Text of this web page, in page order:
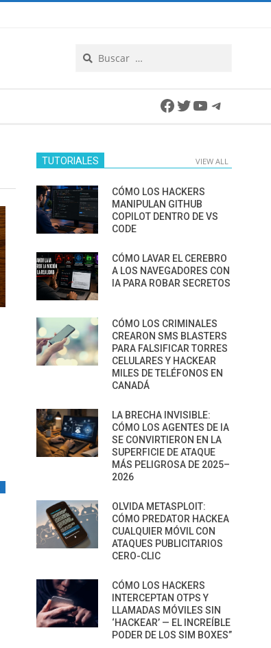
Facebook
Twitter
YouTube
TUTORIALES VIEW ALL
CÓMO LOS HACKERS
MANIPULAN GITHUB
COPILOT DENTRO DE VS
CODE
CÓMO LAVAR EL CEREBRO
A LOS NAVEGADORES CON
IA PARA ROBAR SECRETOS
CÓMO LOS CRIMINALES
CREARON SMS BLASTERS
PARA FALSIFICAR TORRES
CELULARES Y HACKEAR
MILES DE TELÉFONOS EN
CANADÁ
LA BRECHA INVISIBLE:
CÓMO LOS AGENTES DE IA
SE CONVIRTIERON EN LA
SUPERFICIE DE ATAQUE
MÁS PELIGROSA DE 2025–
2026
OLVIDA METASPLOIT:
CÓMO PREDATOR HACKEA
CUALQUIER MÓVIL CON
ATAQUES PUBLICITARIOS
CERO-CLIC
CÓMO LOS HACKERS
INTERCEPTAN OTPS Y
LLAMADAS MÓVILES SIN
‘HACKEAR’ — EL INCREÍBLE
PODER DE LOS SIM BOXES”